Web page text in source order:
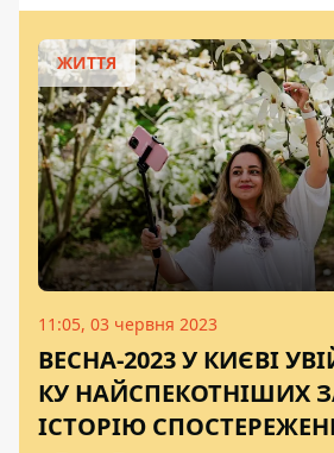
ЖИТТЯ
11:05, 03 червня 2023
ВЕСНА-2023 У КИЄВІ
КУ НАЙСПЕКОТНІШИХ
ІСТОРІЮ